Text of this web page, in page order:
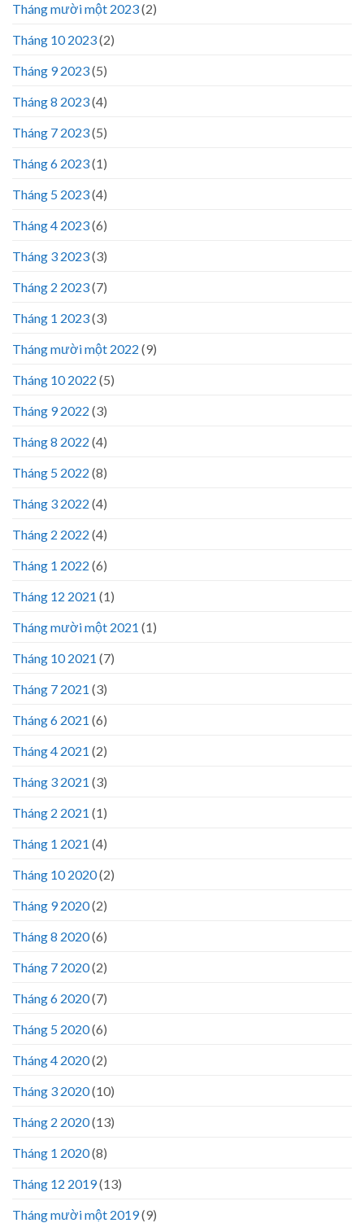
Tháng mười một 2023(2)
Tháng 10 2023(2)
Tháng 9 2023(5)
Tháng 8 2023(4)
Tháng 7 2023(5)
Tháng 6 2023(1)
Tháng 5 2023(4)
Tháng 4 2023(6)
Tháng 3 2023(3)
Tháng 2 2023(7)
Tháng 1 2023(3)
Tháng mười một 2022 (9)
Tháng 10 2022 (5)
Tháng 9 2022 (3)
Tháng 8 2022 (4)
Tháng 5 2022 (8)
Tháng 3 2022 (4)
Tháng 2 2022 (4)
Tháng 1 2022 (6)
Tháng 12 2021 (1)
Tháng mười một 2021 (1)
Tháng 10 2021 (7)
Tháng 7 2021 (3)
Tháng 6 2021 (6)
Tháng 4 2021 (2)
Tháng 3 2021 (3)
Tháng 2 2021 (1)
Tháng 1 2021 (4)
Tháng 10 2020(2)
Tháng 9 2020(2)
Tháng 8 2020(6)
Tháng 7 2020(2)
Tháng 6 2020(7)
Tháng 5 2020(6)
Tháng 4 2020(2)
Tháng 3 2020(10)
Tháng 2 2020(13)
Tháng 1 2020(8)
Tháng 12 2019(13)
Tháng mười một 2019(9)